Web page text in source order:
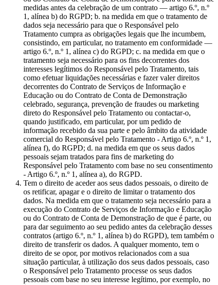
medidas antes da celebração de um contrato — artigo 6.º, n.º
1, alínea b) do RGPD; b. na medida em que o tratamento de
dados seja necessário para que o Responsável pelo
Tratamento cumpra as obrigações legais que lhe incumbem,
consistindo, em particular, no tratamento em conformidade —
artigo 6.º, n.º 1, alínea c) do RGPD; c. na medida em que o
tratamento seja necessário para os fins decorrentes dos
interesses legítimos do Responsável pelo Tratamento, tais
como efetuar liquidações necessárias e fazer valer direitos
decorrentes do Contrato de Serviços de Informação e
Educação ou do Contrato de Conta de Demonstração
celebrado, segurança, prevenção de fraudes ou marketing
direto do Responsável pelo Tratamento ou contactar-o,
quando justificado, em particular, por um pedido de
informação recebido da sua parte e pelo âmbito da atividade
comercial do Responsável pelo Tratamento - Artigo 6.º, n.º 1,
alínea f), do RGPD; d. na medida em que os seus dados
pessoais sejam tratados para fins de marketing do
Responsável pelo Tratamento com base no seu consentimento
- Artigo 6.º, n.º 1, alínea a), do RGPD.
Tem o direito de aceder aos seus dados pessoais, o direito de
os retificar, apagar e o direito de limitar o tratamento dos
dados. Na medida em que o tratamento seja necessário para a
execução do Contrato de Serviços de Informação e Educação
ou do Contrato de Conta de Demonstração de que é parte, ou
para dar seguimento ao seu pedido antes da celebração desses
contratos (artigo 6.º, n.º 1, alínea b) do RGPD), tem também o
direito de transferir os dados. A qualquer momento, tem o
direito de se opor, por motivos relacionados com a sua
situação particular, à utilização dos seus dados pessoais, caso
o Responsável pelo Tratamento processe os seus dados
pessoais com base no seu interesse legítimo, por exemplo, no